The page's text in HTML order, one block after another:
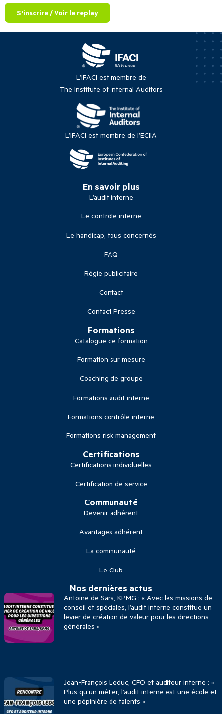
S'inscrire / Voir le replay
L’IFACI est membre de
The Institute of Internal Auditors
L’IFACI est membre de l’ECIIA
En savoir plus
L’audit interne
Le contrôle interne
Le handicap, tous concernés
FAQ
Régie publicitaire
Contact
Contact Presse
Formations
Catalogue de formation
Formation sur mesure
Coaching de groupe
Formations audit interne
Formations contrôle interne
Formations risk management
Certifications
Certifications individuelles
Certification de service
Communauté
Devenir adhérent
Avantages adhérent
La communauté
Le Club
Nos dernières actus
Antoine de Sars, KPMG : « Avec les missions de
conseil et spéciales, l’audit interne constitue un
levier de création de valeur pour les directions
générales »
Jean-François Leduc, CFO et auditeur interne : «
Plus qu’un métier, l’audit interne est une école et
une pépinière de talents »